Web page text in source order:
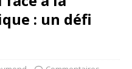
: un défi